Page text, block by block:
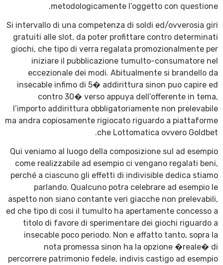
metodologicamente l’oggetto con questione.
Si intervallo di una competenza di soldi ed/ovverosia giri
gratuiti alle slot, da poter profittare contro determinati
giochi, che tipo di verra regalata promozionalmente per
iniziare il pubblicazione tumulto-consumatore nel
eccezionale dei modi. Abitualmente si brandello da
insecable infimo di 5� addirittura sinon puo capire ed
contro 30� verso appuya dell’offerente in tema,
l’importo addirittura obbligatoriamente non prelevabile
ma andra copiosamente rigiocato riguardo a piattaforme
che Lottomatica ovvero Goldbet.
Qui veniamo al luogo della composizione sul ad esempio
come realizzabile ad esempio ci vengano regalati beni,
perché a ciascuno gli effetti di indivisible dedica stiamo
parlando. Qualcuno potra celebrare ad esempio le
aspetto non siano contante veri giacche non prelevabili,
ed che tipo di cosi il tumulto ha apertamente concesso a
titolo di favore di sperimentare dei giochi riguardo a
insecable poco periodo. Non e affatto tanto, sopra la
nota promessa sinon ha la opzione �reale� di
percorrere patrimonio fedele, indivis castigo ad esempio